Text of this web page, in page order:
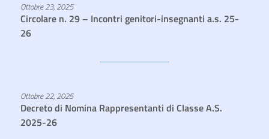
Ottobre 23, 2025
Circolare n. 29 – Incontri genitori-insegnanti a.s. 25-
26
Ottobre 22, 2025
Decreto di Nomina Rappresentanti di Classe A.S.
2025-26